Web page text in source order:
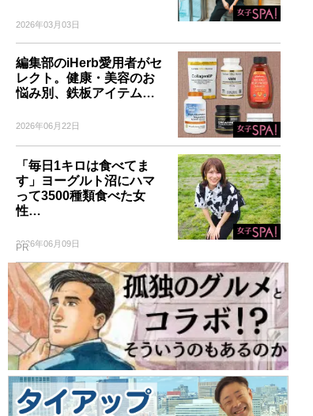
2026年03月03日
編集部のiHerb愛用者がセ
レクト。健康・美容のお
悩み別、鉄板アイテム…
2026年06月22日
「毎日1キロは食べてま
す」ヨーグルト沼にハマ
って3500種類食べた女
性…
2026年06月09日
PR